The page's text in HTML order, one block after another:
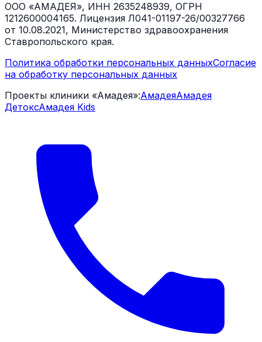
ООО «АМАДЕЯ», ИНН 2635248939, ОГРН
1212600004165. Лицензия Л041-01197-26/00327766
от 10.08.2021, Министерство здравоохранения
Ставропольского края.
Политика обработки персональных данныхСогласие
на обработку персональных данных
Проекты клиники «Амадея»:АмадеяАмадея
ДетоксАмадея Kids